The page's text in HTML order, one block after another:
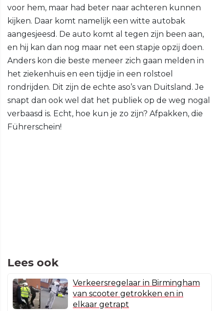
voor hem, maar had beter naar achteren kunnen
kijken. Daar komt namelijk een witte autobak
aangesjeesd. De auto komt al tegen zijn been aan,
en hij kan dan nog maar net een stapje opzij doen.
Anders kon die beste meneer zich gaan melden in
het ziekenhuis en een tijdje in een rolstoel
rondrijden. Dit zijn de echte aso’s van Duitsland. Je
snapt dan ook wel dat het publiek op de weg nogal
verbaasd is. Echt, hoe kun je zo zijn? Afpakken, die
Führerschein!
Lees ook
Verkeersregelaar in Birmingham
van scooter getrokken en in
elkaar getrapt